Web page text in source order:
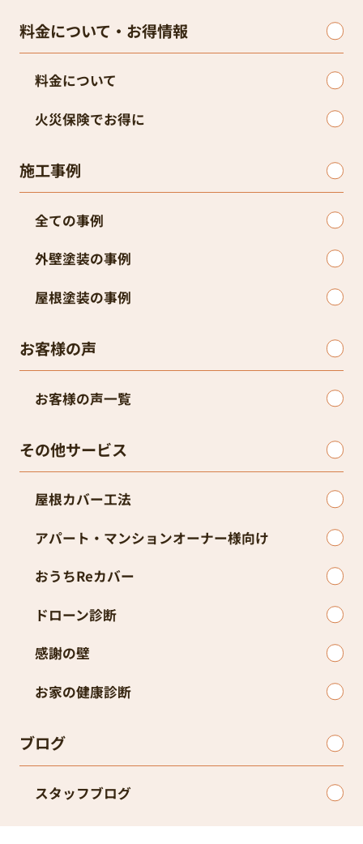
料金について・お得情報
料金について
火災保険でお得に
施工事例
全ての事例
外壁塗装の事例
屋根塗装の事例
お客様の声
お客様の声一覧
その他サービス
屋根カバー工法
アパート・マンションオーナー様向け
おうちReカバー
ドローン診断
感謝の壁
お家の健康診断
ブログ
スタッフブログ